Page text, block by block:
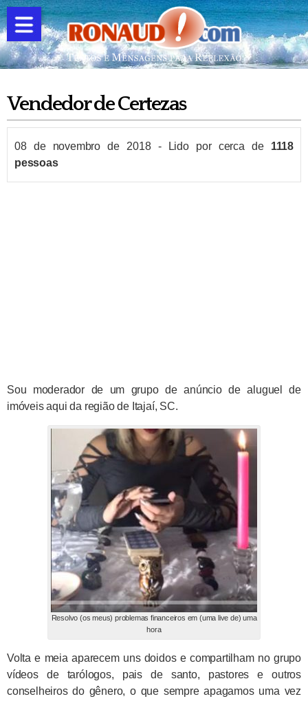
Vendedor de Certezas
08 de novembro de 2018- Lido por cerca de 1118
pessoas
Sou moderador de um grupo de anúncio de aluguel de
imóveis aqui da região de Itajaí, SC.
Resolvo (os meus) problemas financeiros em (uma live de) uma
hora
Volta e meia aparecem uns doidos e compartilham no grupo
vídeos de tarólogos, pais de santo, pastores e outros
conselheiros do gênero, o que sempre apagamos uma vez